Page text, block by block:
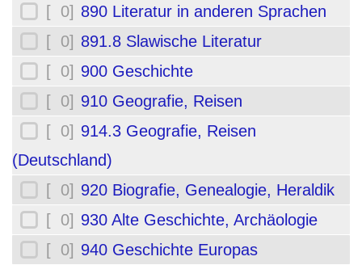
[ 0] 890 Literatur in anderen Sprachen
[ 0] 891.8 Slawische Literatur
[ 0] 900 Geschichte
[ 0] 910 Geografie, Reisen
[ 0] 914.3 Geografie, Reisen
(Deutschland)
[ 0] 920 Biografie, Genealogie, Heraldik
[ 0] 930 Alte Geschichte, Archäologie
[ 0] 940 Geschichte Europas